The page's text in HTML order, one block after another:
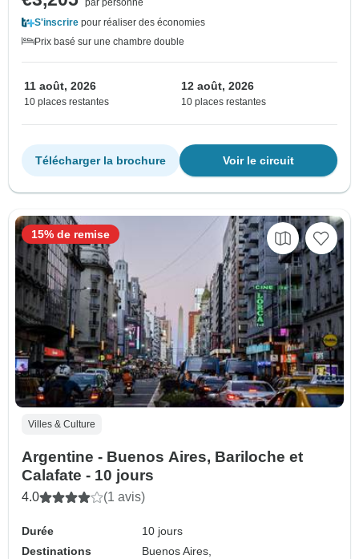
par personne
S'inscrire pour réaliser des économies
Prix basé sur une chambre double
11 août, 2026
10 places restantes
12 août, 2026
10 places restantes
Voir le circuit
Télécharger la brochure
Villes & Culture
Argentine - Buenos Aires, Bariloche et
Calafate - 10 jours
4.0 (1 avis)
Durée
10 jours
Destinations
Buenos Aires,
15% de remise